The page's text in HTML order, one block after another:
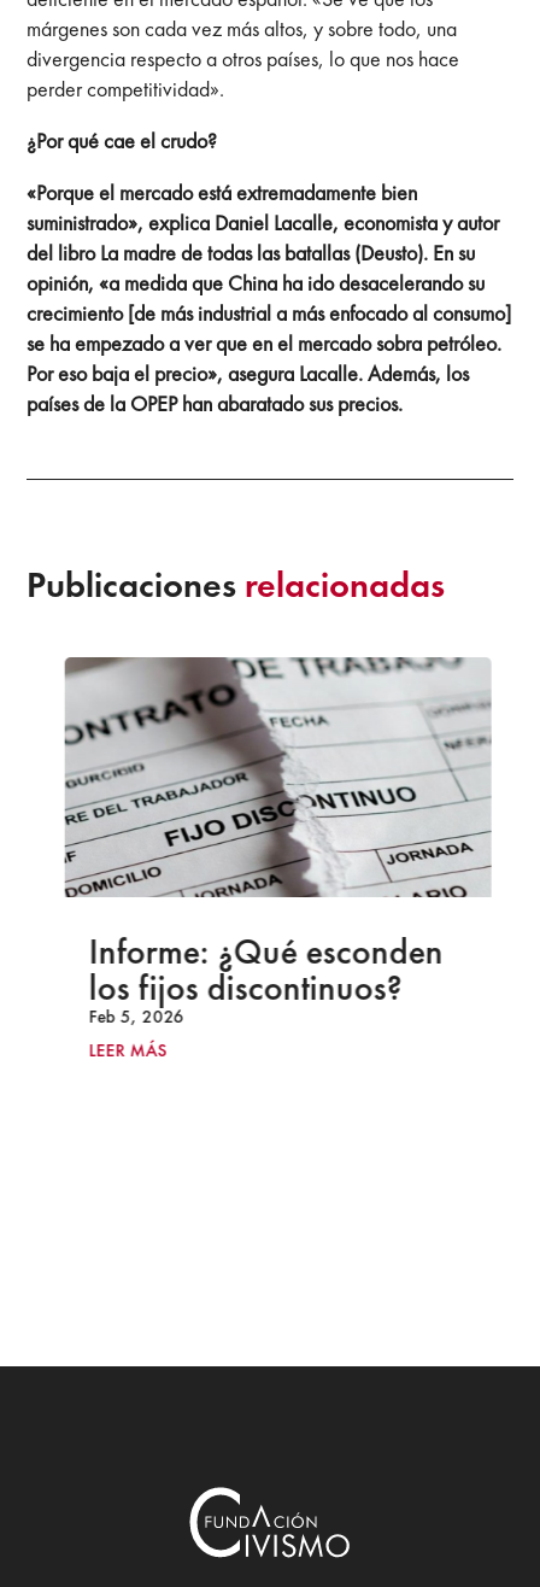
márgenes son cada vez más altos, y sobre todo, una
divergencia respecto a otros países, lo que nos hace
perder competitividad».
¿Por qué cae el crudo?
«Porque el mercado está extremadamente bien
suministrado», explica Daniel Lacalle, economista y autor
del libro La madre de todas las batallas (Deusto). En su
opinión, «a medida que China ha ido desacelerando su
crecimiento [de más industrial a más enfocado al consumo]
se ha empezado a ver que en el mercado sobra petróleo.
Por eso baja el precio», asegura Lacalle. Además, los
países de la OPEP han abaratado sus precios.
Publicaciones relacionadas
Informe: ¿Qué esconden
los fijos discontinuos?
Feb 5, 2026
LEER MÁS